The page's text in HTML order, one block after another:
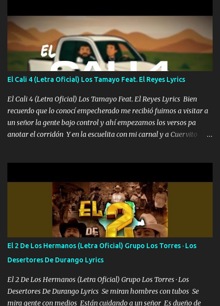
quiso, él tiempo sigue pasando y nunca te olvidaremos, aquí
seguiré esperando hasta volvernos a vernos El recuerdo que yo
tengo de mi mente no se va, en mi corazón me llevo lo mismo que
tu papá, a veces me pongo triste porque no puedo mirarte, mas se
que tu me escuchas porque tu eres mi gran ángel, El desespero me
llega para reunirme contigo, tu iluminas mi sendero por siempre
serás mi niño, del amor que yo te tengo es co...
El Cali 4 (Letra Oficial) Los Tamayo Feat. El Reyes Lyrics
El Cali 4 (Letra Oficial) Los Tamayo Feat. El Reyes Lyrics Bien
recuerdo que lo conocí empecherado me recibió fuimos a visitar a
un señor la gente bajo control y ahí empezamos los versos pa
anotar el corridón Y en la escuelita con mi carnal y a Cuervito
camisa es color Verde y peleam0s la Bandera por todita a la ciudad
con los drones patrullando la Frontera De Tijuana Bulevares
Bellas Artes me ve en las blancas ya hace falta mi APA FLACO
verde se le extraña pa que sepan Aquí Pura GENTE DE LA RANA 🐸
POR CLAVE ES EL CALI 4 EN LA CIUDAD TIJUANA Música Al
tirante andamos mi carnal atento a cualquier necesidad no porque
se ve limpio el camino nos confiamos al andar y nunca con la
misma piedra me vuelvo a tropezar Cuando ando de enamorado
en corto me tiró a per...
El 2 De Los Hermanos (Letra Oficial) Grupo Los Torres · Los
Desertores De Durango Lyrics
El 2 De Los Hermanos (Letra Oficial) Grupo Los Torres · Los
Desertores De Durango Lyrics Se miran hombres con tubos Se
mira gente con medios Están cuidando a un señor Es dueño de